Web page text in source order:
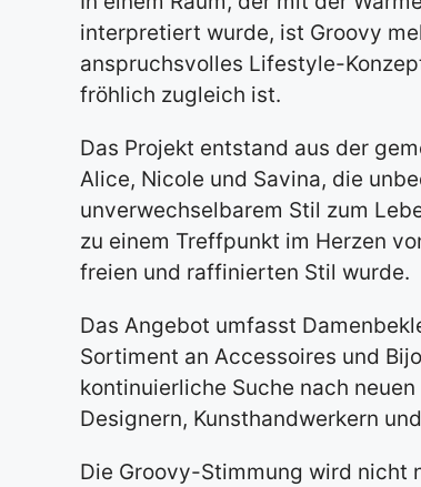
interpretiert wurde, ist Groovy
anspruchsvolles Lifestyle-
fröhlich zugleich ist.
Das Projekt entstand aus der
Alice, Nicole und Savina, die
unverwechselbarem Stil zum
zu einem Treffpunkt im Herzen
freien und raffinierten Stil wurde.
Das Angebot umfasst
Sortiment an Accessoires und
kontinuierliche Suche nach
Designern, Kunsthandwerkern
Die Groovy-Stimmung wird nicht